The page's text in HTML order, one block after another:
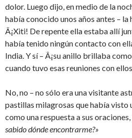
dolor. Luego dijo, en medio de la
había conocido unos años antes – la
Â¡Xiti! De repente ella estaba allí
había tenido ningún contacto con
India. Y sí – Â¡su anillo brillaba
cuando tuvo esas reuniones con
No, no – no sólo era una visitante
pastillas milagrosas que había visto
como una respuesta a sus
sabido dónde encontrarme?»